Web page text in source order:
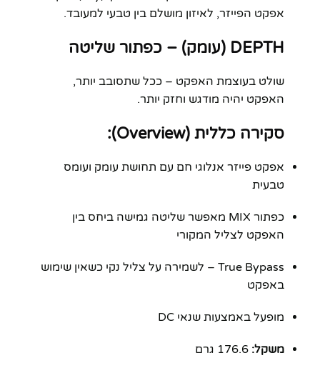
אפקט הפייזר, לאיזון מושלם בין טבעי למעובד.
DEPTH (עומק) – כפתור שליטה
שולט בעוצמת האפקט – ככל שתסובב יותר,
האפקט יהיה מודגש וחזק יותר.
סקירה כללית (Overview):
אפקט פייזר אנלוגי חם עם תחושת עומק ועומס
טבעית
כפתור MIX מאפשר שליטה גמישה ביחס בין
האפקט לצליל המקורי
True Bypass – לשמירה על צליל נקי כשאין שימוש
באפקט
מופעל באמצעות שנאי DC
משקל: